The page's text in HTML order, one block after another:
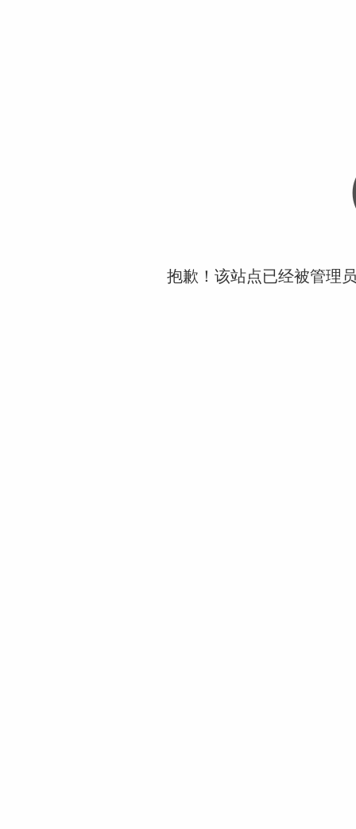
抱歉！该站点已经被管理